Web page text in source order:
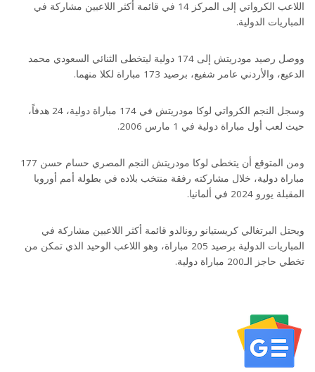
اللاعب الكرواتي إلى المركز 14 في قائمة أكثر اللاعبين مشاركة في
المباريات الدولية.
ووصل رصيد مودريتش إلى 174 دولية ليتخطى الثنائي السعودي محمد
الدعيع، والأردني عامر شفيع، برصيد 173 مباراة لكلا منهما.
وسجل النجم الكرواتي لوكا مودريتش في 174 مباراة دولية، 24 هدفاً،
حيث لعب أول مباراة دولية في 1 مارس 2006.
ومن المتوقع أن يتخطى لوكا مودريتش النجم المصري حسام حسن 177
مباراة دولية، خلال مشاركته رفقة منتخب بلاده في بطولة أمم أوروبا
المقبلة يورو 2024 في ألمانيا.
ويحتل البرتغالي كريستيانو رونالدو قائمة أكثر اللاعبين مشاركة في
المباريات الدولية برصيد 205 مباراة، وهو اللاعب الوحيد الذي تمكن من
تخطي حاجز الـ200 مباراة دولية.